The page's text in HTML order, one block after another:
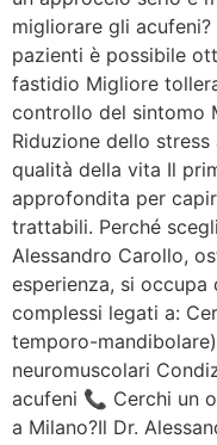
migliorare gli
pazienti è possibile
fastidio Migliore
controllo del sintomo
Riduzione dello
qualità della vita Il
approfondita per
trattabili. Perché
Alessandro Carollo,
esperienza, si
complessi legati a:
temporo-
neuromuscolari
acufeni 📞 Cerchi un
a Milano?Il Dr.